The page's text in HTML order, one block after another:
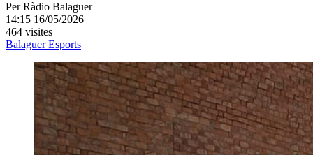
Per Ràdio Balaguer
14:15 16/05/2026
464 visites
BalaguerEsports